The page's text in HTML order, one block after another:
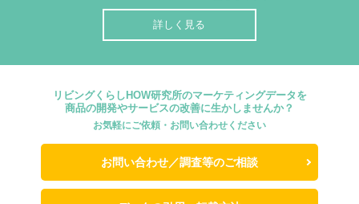
詳しく見る
リビングくらしHOW研究所のマーケティングデータを
商品の開発やサービスの改善に生かしませんか？
お気軽にご依頼・お問い合わせください
お問い合わせ／調査等のご相談